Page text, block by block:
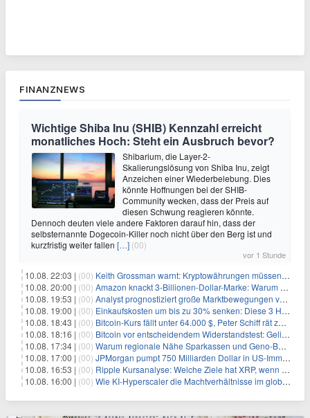
FINANZNEWS
Wichtige Shiba Inu (SHIB) Kennzahl erreicht
monatliches Hoch: Steht ein Ausbruch bevor?
Shibarium, die Layer-2-
Skalierungslösung von Shiba Inu, zeigt
Anzeichen einer Wiederbelebung. Dies
könnte Hoffnungen bei der SHIB-
Community wecken, dass der Preis auf
diesen Schwung reagieren könnte.
Dennoch deuten viele andere Faktoren darauf hin, dass der
selbsternannte Dogecoin-Killer noch nicht über den Berg ist und
kurzfristig weiter fallen […] (00)
vor 1 Stunde
10.08. 22:03 | (00) Keith Grossman warnt: Kryptowährungen müssen ihren Wert beweisen, da über 100 Projekte 2026 scheitern
10.08. 20:00 | (00) Amazon knackt 3-Billionen-Dollar-Marke: Warum Anleger jetzt nachkaufen
10.08. 19:53 | (00) Analyst prognostiziert große Marktbewegungen vor Q4 in ruhigem Kryptomarkt
10.08. 19:00 | (00) Einkaufskosten um bis zu 30% senken: Diese 3 Hebel funktionieren wirklich
10.08. 18:43 | (00) Bitcoin-Kurs fällt unter 64.000 $, Peter Schiff rät zum Verkauf
10.08. 18:16 | (00) Bitcoin vor entscheidendem Widerstandstest: Gelingt der Durchbruch?
10.08. 17:34 | (00) Warum regionale Nähe Sparkassen und Geno-Banken verwundbar macht
10.08. 17:00 | (00) JPMorgan pumpt 750 Milliarden Dollar in US-Immobilien – das steckt dahinter
10.08. 16:53 | (00) Ripple Kursanalyse: Welche Ziele hat XRP, wenn die $1,00-Unterstützung bricht?
10.08. 16:00 | (00) Wie KI-Hyperscaler die Machtverhältnisse im globalen Kapitalismus neu definieren